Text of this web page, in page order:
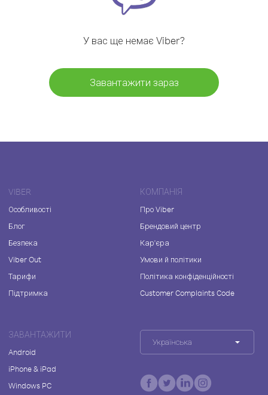
У вас ще немає Viber?
Завантажити зараз
VIBER
Особливості
Блог
Безпека
Viber Out
Тарифи
Підтримка
КОМПАНІЯ
Про Viber
Брендовий центр
Кар'єра
Умови й політики
Політика конфіденційності
Customer Complaints Code
ЗАВАНТАЖИТИ
Android
iPhone & iPad
Windows PC
Українська